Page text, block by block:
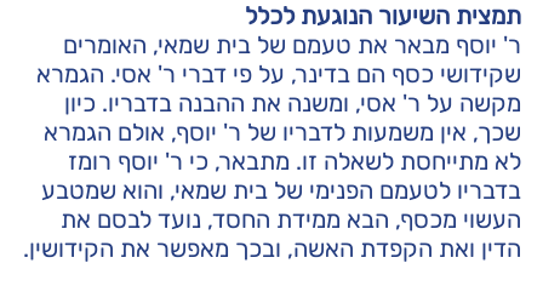
תמצית השיעור הנוגעת לכלל
ר' יוסף מבאר את טעמם של בית שמאי, האומרים
שקידושי כסף הם בדינר, על פי דברי ר' אסי. הגמרא
מקשה על ר' אסי, ומשנה את ההבנה בדבריו. כיון
שכך, אין משמעות לדבריו של ר' יוסף, אולם הגמרא
לא מתייחסת לשאלה זו. מתבאר, כי ר' יוסף רומז
בדבריו לטעמם הפנימי של בית שמאי, והוא שמטבע
העשוי מכסף, הבא ממידת החסד, נועד לבסם את
הדין ואת הקפדת האשה, ובכך מאפשר את הקידושין.